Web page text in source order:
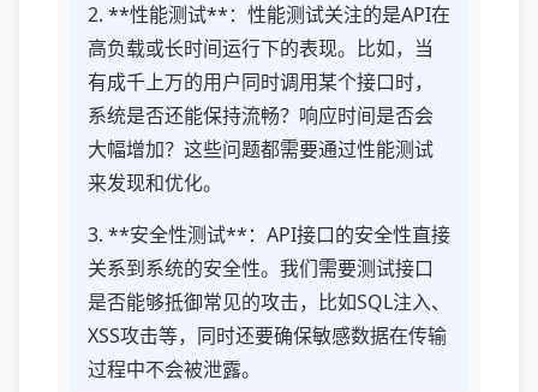
2. **性能测试**：性能测试关注的是API在
高负载或长时间运行下的表现。比如，当
有成千上万的用户同时调用某个接口时，
系统是否还能保持流畅？响应时间是否会
大幅增加？这些问题都需要通过性能测试
来发现和优化。
3. **安全性测试**：API接口的安全性直接
关系到系统的安全性。我们需要测试接口
是否能够抵御常见的攻击，比如SQL注入、
XSS攻击等，同时还要确保敏感数据在传输
过程中不会被泄露。